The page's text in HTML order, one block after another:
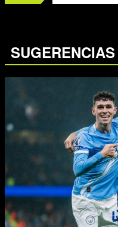
SUGERENCIAS